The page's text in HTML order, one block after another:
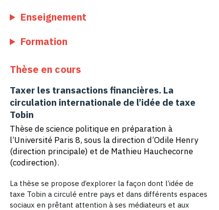
Enseignement
Formation
Thèse en cours
Taxer les transactions financières. La
circulation internationale de l’idée de taxe
Tobin
Thèse de science politique en préparation à
l’Université Paris 8, sous la direction d’Odile Henry
(direction principale) et de Mathieu Hauchecorne
(codirection).
La thèse se propose d’explorer la façon dont l’idée de
taxe Tobin a circulé entre pays et dans différents espaces
sociaux en prêtant attention à ses médiateurs et aux